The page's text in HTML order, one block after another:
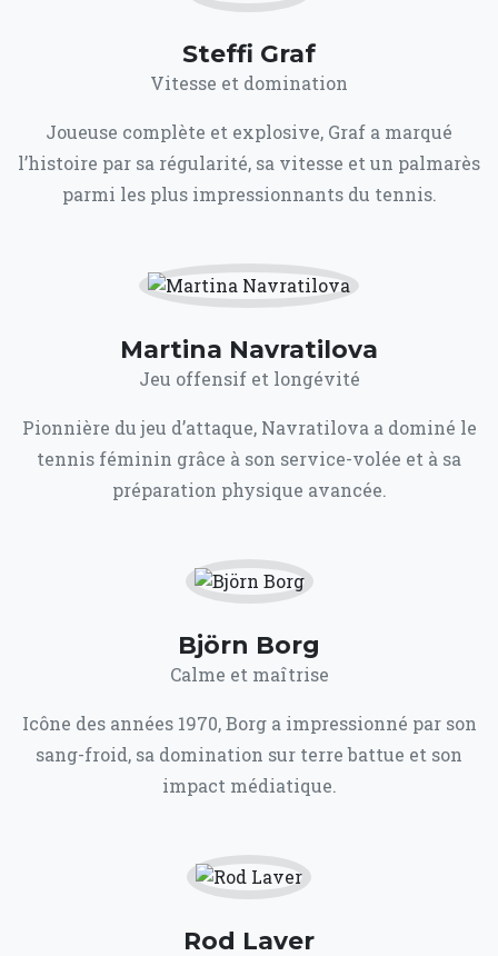
Steffi Graf
Vitesse et domination
Joueuse complète et explosive, Graf a marqué
l’histoire par sa régularité, sa vitesse et un palmarès
parmi les plus impressionnants du tennis.
Martina Navratilova
Jeu offensif et longévité
Pionnière du jeu d’attaque, Navratilova a dominé le
tennis féminin grâce à son service-volée et à sa
préparation physique avancée.
Björn Borg
Calme et maîtrise
Icône des années 1970, Borg a impressionné par son
sang-froid, sa domination sur terre battue et son
impact médiatique.
Rod Laver